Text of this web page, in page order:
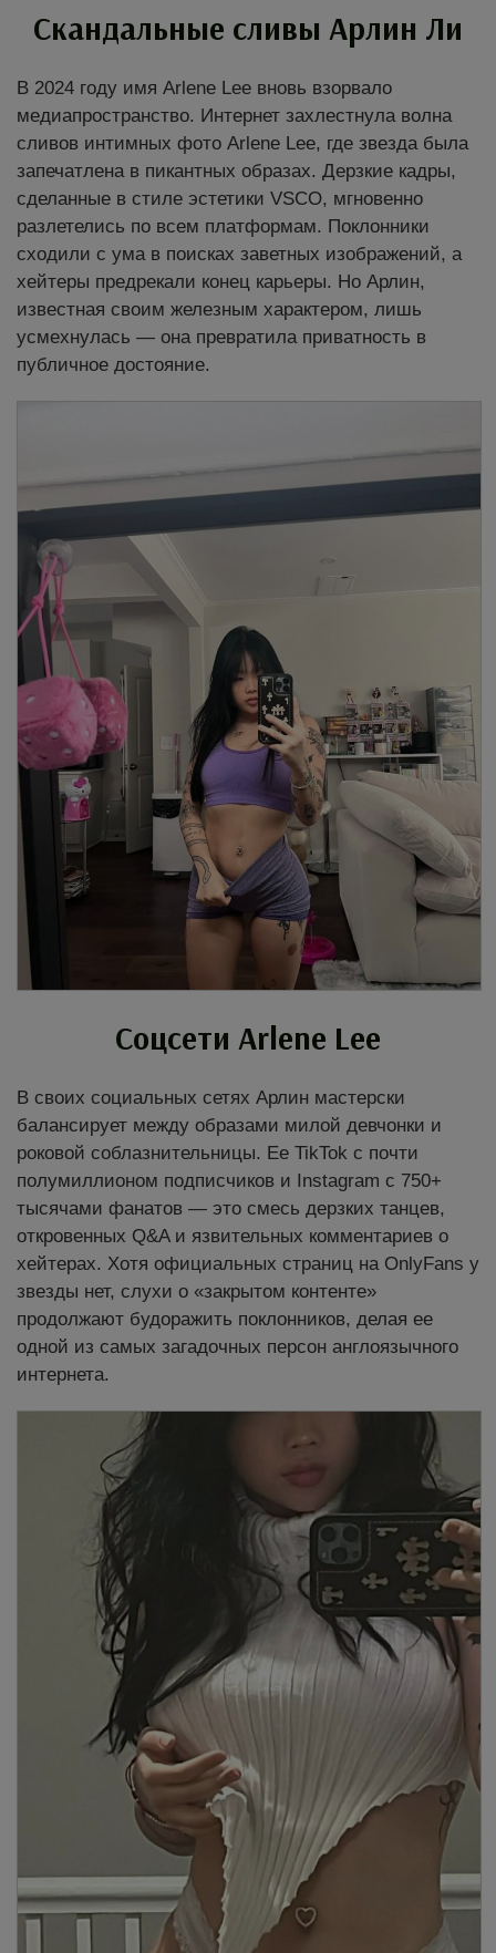
Скандальные сливы Арлин Ли
В 2024 году имя Arlene Lee вновь взорвало
медиапространство. Интернет захлестнула волна
сливов интимных фото Arlene Lee, где звезда была
запечатлена в пикантных образах. Дерзкие кадры,
сделанные в стиле эстетики VSCO, мгновенно
разлетелись по всем платформам. Поклонники
сходили с ума в поисках заветных изображений, а
хейтеры предрекали конец карьеры. Но Арлин,
известная своим железным характером, лишь
усмехнулась — она превратила приватность в
публичное достояние.
Соцсети Arlene Lee
В своих социальных сетях Арлин мастерски
балансирует между образами милой девчонки и
роковой соблазнительницы. Ее TikTok с почти
полумиллионом подписчиков и Instagram с 750+
тысячами фанатов — это смесь дерзких танцев,
откровенных Q&A и язвительных комментариев о
хейтерах. Хотя официальных страниц на OnlyFans у
звезды нет, слухи о «закрытом контенте»
продолжают будоражить поклонников, делая ее
одной из самых загадочных персон англоязычного
интернета.